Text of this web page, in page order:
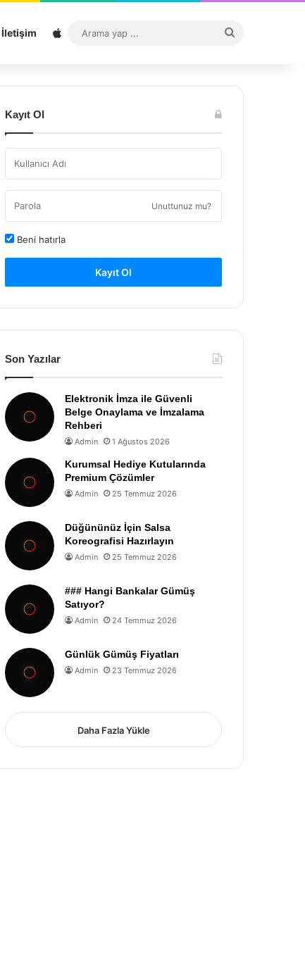
İletişim Sitemap
...
Kayıt Ol
Unuttunuz mu?
Beni hatırla
Kayıt Ol
Son Yazılar
Elektronik İmza ile Güvenli
Belge Onaylama ve İmzalama
Rehberi
Admin 1 Ağustos 2026
Kurumsal Hediye Kutularında
Premium Çözümler
Admin 25 Temmuz 2026
Düğününüz İçin Salsa
Koreografisi Hazırlayın
Admin 25 Temmuz 2026
### Hangi Bankalar Gümüş
Satıyor?
Admin 24 Temmuz 2026
Günlük Gümüş Fiyatları
Admin 23 Temmuz 2026
Daha Fazla Yükle